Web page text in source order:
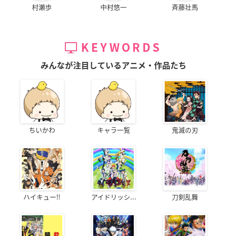
村瀬歩 中村悠一 斉藤壮馬
KEYWORDS
みんなが注目しているアニメ・作品たち
ちいかわ キャラ一覧 鬼滅の刃
ハイキュー!! アイドリッシ... 刀剣乱舞